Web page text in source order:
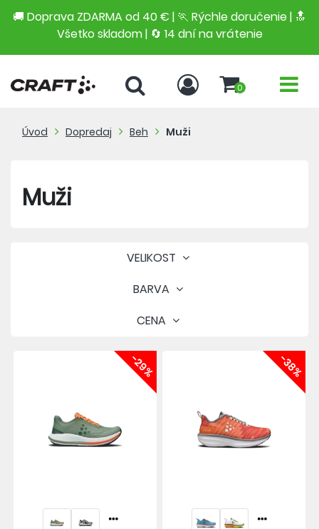
🚚 Doprava ZDARMA od 40 € | 🏃 Rýchle doručenie | 🔝
Všetko skladom | 🔄 14 dní na vrátenie
0
Úvod Dopredaj Beh Muži
Muži
VELIKOST
BARVA
CENA
-29% -38%